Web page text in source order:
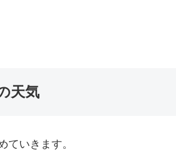
天気
ていきます。